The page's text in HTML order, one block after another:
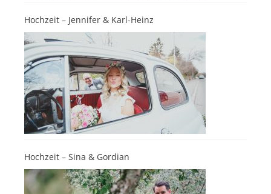
Hochzeit – Jennifer & Karl-Heinz
Hochzeit – Sina & Gordian